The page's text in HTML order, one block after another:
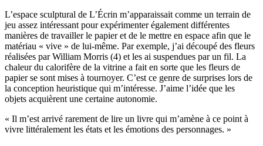
L’espace sculptural de L’Écrin m’apparaissait comme un terrain de
jeu assez intéressant pour expérimenter également différentes
manières de travailler le papier et de le mettre en espace afin que le
matériau « vive » de lui-même. Par exemple, j’ai découpé des fleurs
réalisées par William Morris (4) et les ai suspendues par un fil. La
chaleur du calorifère de la vitrine a fait en sorte que les fleurs de
papier se sont mises à tournoyer. C’est ce genre de surprises lors de
la conception heuristique qui m’intéresse. J’aime l’idée que les
objets acquièrent une certaine autonomie.
« Il m’est arrivé rarement de lire un livre qui m’amène à ce point à
vivre littéralement les états et les émotions des personnages. »